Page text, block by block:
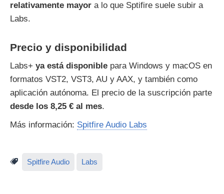
relativamente mayor a lo que Sptifire suele subir a
Labs.
Precio y disponibilidad
Labs+ ya está disponible para Windows y macOS en
formatos VST2, VST3, AU y AAX, y también como
aplicación autónoma. El precio de la suscripción parte
desde los 8,25 € al mes.
Más información: Spitfire Audio Labs
Spitfire Audio Labs